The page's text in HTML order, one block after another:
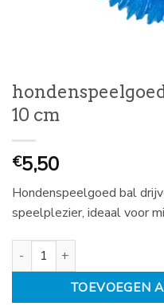
10 cm
€5,50
Hondenspeelgoed bal
speelplezier, ideaal voor
hondenspeelgoed bal
TOEVOEGEN